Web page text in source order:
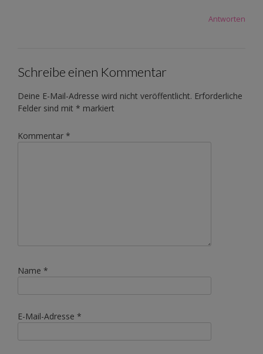
Antworten
Schreibe einen Kommentar
Deine E-Mail-Adresse wird nicht veröffentlicht. Erforderliche
Felder sind mit * markiert
Kommentar *
Name *
E-Mail-Adresse *